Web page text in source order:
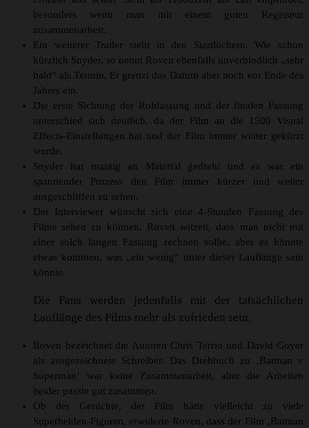
besonders wenn man mit einem guten Regisseur
zusammenarbeit.
Ein weiterer Trailer steht in den Startlöchern. Wie schon
kürzlich Snyder, so nennt Roven ebenfalls unverbindlich „sehr
bald“ als Termin. Er grenzt das Datum aber noch vor Ende des
Jahres ein.
Die erste Sichtung der Rohfassung und der finalen Fassung
unterschied sich deutlich, da der Film an die 1500 Visual
Effects-Einstellungen hat und der Film immer weiter gekürzt
wurde.
Snyder hat massig an Material gedreht und es war ein
spannender Prozess den Film immer kürzer und weiter
ausgeschliffen zu sehen.
Der Interviewer wünscht sich eine 4-Stunden Fassung des
Films sehen zu können. Roven witzelt, dass man nicht mit
einer solch langen Fassung rechnen sollte, aber es könnte
etwas kommen, was „ein wenig“ unter dieser Lauflänge sein
könnte.
Die Fans werden jedenfalls mit der tatsächlichen
Lauflänge des Films mehr als zufrieden sein.
Roven bezeichnet die Autoren Chris Terrio und David Goyer
als ausgezeichnete Schreiber. Das Drehbuch zu ‚Batman v
Superman‘ war keine Zusammenarbeit, aber die Arbeiten
beider passte gut zusammen.
Ob der Gerüchte, der Film hätte vielleicht zu viele
Superhelden-Figuren, erwiderte Roven, dass der Film ‚Batman